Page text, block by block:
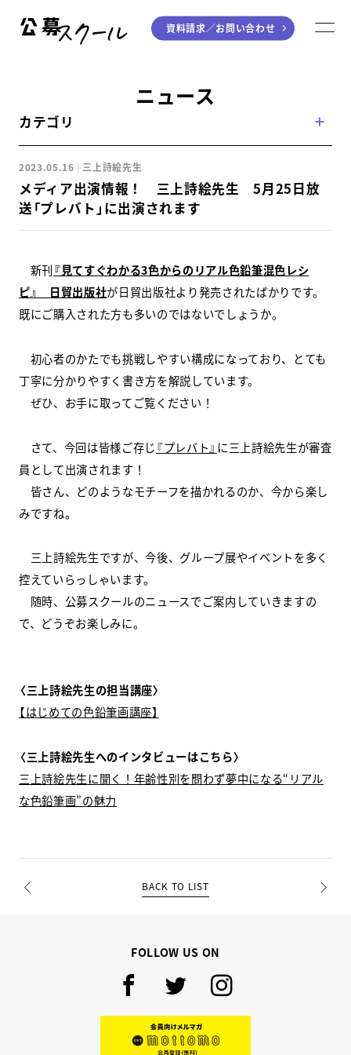
ジャンルから探す
小説
エッセイ
ライティング
音楽（作詞・作曲）
アート・絵本
デジタル講座
入門・実践講座
スクールマガジン
受講の流れ
ニュース
資料請求／お問い合わせ
資料請求／お問い合わせ
ニュース
カテゴリ
2023.05.16 三上詩絵先生
メディア出演情報！ 三上詩絵先生 5月25日放
送「プレバト」に出演されます
新刊『見てすぐわかる3色からのリアル色鉛筆混色レシ
ピ』 日貿出版社が日貿出版社より発売されたばかりです。
既にご購入された方も多いのではないでしょうか。
初心者のかたでも挑戦しやすい構成になっており、とても
丁寧に分かりやすく書き方を解説しています。
ぜひ、お手に取ってご覧ください！
さて、今回は皆様ご存じ『プレバト』 に三上詩絵先生が審査
員として出演されます！
皆さん、どのようなモチーフを描かれるのか、今から楽し
みですね。
三上詩絵先生ですが、今後、グループ展やイベントを多く
控えていらっしゃいます。
随時、公募スクールのニュースでご案内していきますの
で、どうぞお楽しみに。
〈三上詩絵先生の担当講座〉
【はじめての色鉛筆画講座】
〈三上詩絵先生へのインタビューはこちら〉
三上詩絵先生に聞く！年齢性別を問わず夢中になる“リアル
な色鉛筆画”の魅力
BACK TO LIST
FOLLOW US ON
Facebook
TwitterInstagram